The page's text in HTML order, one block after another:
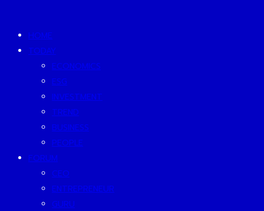
HOME
TODAY
ECONOMICS
ESG
INVESTMENT
TREND
BUSINESS
PEOPLE
FORUM
CEO
ENTREPRENEUR
GURU